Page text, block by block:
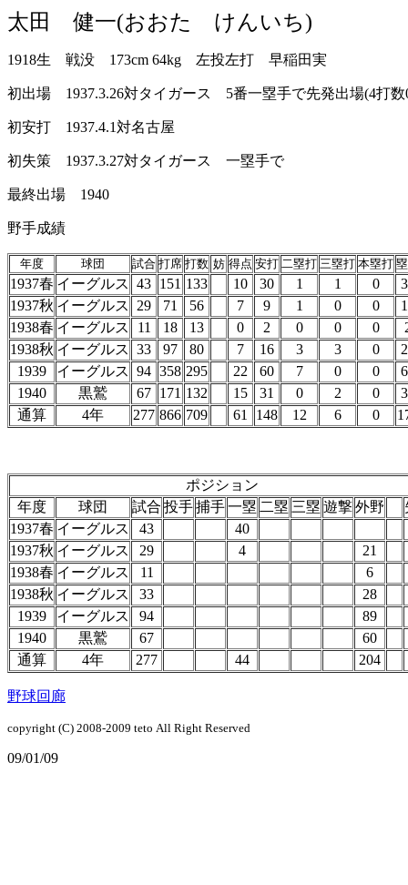
太田 健一(おおた けんいち)
1918生 戦没 173cm 64kg 左投左打 早稲田実
初出場 1937.3.26対タイガース 5番一塁手で先発出場(4打数
初安打 1937.4.1対名古屋
初失策 1937.3.27対タイガース 一塁手で
最終出場 1940
野手成績
年度 球団 試合 打席 打数 妨 得点 安打 二塁打 三塁打 本塁打
1937春 イーグルス 43 151 133 10 30 1 1 0
1937秋 イーグルス 29 71 56 7 9 1 0 0
1938春 イーグルス 11 18 13 0 2 0 0 0
1938秋 イーグルス 33 97 80 7 16 3 3 0
1939
イーグルス 94 358 295 22 60 7 0 0
1940
黒鷲 67 171 132 15 31 0 2 0
通算
4年 277 866 709 61 148 12 6 0
ポジション
年度
球団 試合 投手捕手一塁 二塁 三塁 遊撃外野
1937春 イーグルス 43
40
1937秋 イーグルス 29 4
21
1938春 イーグルス 11
6
1938秋 イーグルス 33
28
1939
イーグルス 94
89
1940
黒鷲 67
60
通算
4年 277 44 204
野球回廊
copyright (C) 2008-2009 teto All Right Reserved
09/01/09